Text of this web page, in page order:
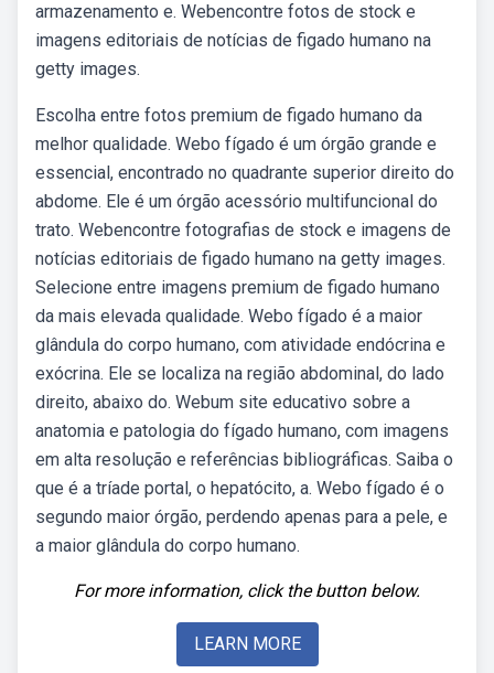
armazenamento e. Webencontre fotos de stock e
imagens editoriais de notícias de figado humano na
getty images.
Escolha entre fotos premium de figado humano da
melhor qualidade. Webo fígado é um órgão grande e
essencial, encontrado no quadrante superior direito do
abdome. Ele é um órgão acessório multifuncional do
trato. Webencontre fotografias de stock e imagens de
notícias editoriais de figado humano na getty images.
Selecione entre imagens premium de figado humano
da mais elevada qualidade. Webo fígado é a maior
glândula do corpo humano, com atividade endócrina e
exócrina. Ele se localiza na região abdominal, do lado
direito, abaixo do. Webum site educativo sobre a
anatomia e patologia do fígado humano, com imagens
em alta resolução e referências bibliográficas. Saiba o
que é a tríade portal, o hepatócito, a. Webo fígado é o
segundo maior órgão, perdendo apenas para a pele, e
a maior glândula do corpo humano.
For more information, click the button below.
LEARN MORE